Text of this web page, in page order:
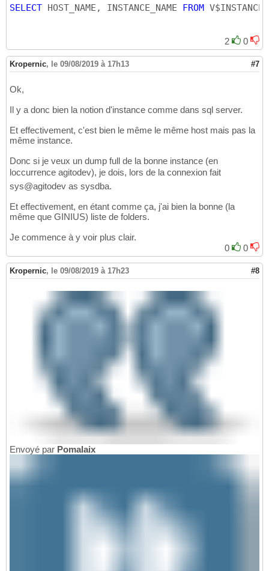
SELECT HOST_NAME, INSTANCE_NAME FROM V$INSTANCE;
2 0
Kropernic, le 09/08/2019 à 17h13 #7
Ok,
Il y a donc bien la notion d'instance comme dans sql server.
Et effectivement, c'est bien le même le même host mais pas la
même instance.
Donc si je veux un dump full de la bonne instance (en
loccurrence agitodev), je dois, lors de la connexion fait
sys@agitodev as sysdba.
Et effectivement, en étant comme ça, j'ai bien la bonne (la
même que GINIUS) liste de folders.
Je commence à y voir plus clair.
0
0
Kropernic, le 09/08/2019 à 17h23 #8
Envoyé par Pomalaix